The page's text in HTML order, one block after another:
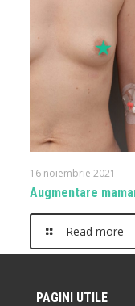
16 noiembrie 2021
Augmentare
Read more
PAGINI UTILE